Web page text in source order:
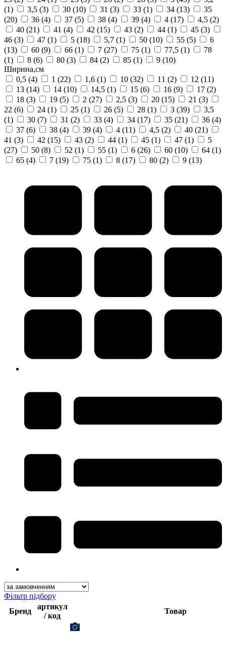
(1)
3,5 (3) 30 (10) 31 (3) 33 (1) 34 (13)
35
(20)
36 (4) 37 (5) 38 (4) 39 (4) 4 (17) 4,5 (2)
40 (21) 41 (4) 42 (15) 43 (2) 44 (1) 45 (3)
46 (3) 47 (1) 5 (18) 5,7 (1) 50 (10) 55 (5)
6
(13)
60 (9) 66 (1) 7 (27) 75 (1) 77,5 (1)
78
(1)
8 (6) 80 (3) 84 (2) 85 (1) 9 (10)
Ширина,см
0,5 (4) 1 (22) 1,6 (1) 10 (32) 11 (2) 12 (11)
13 (14) 14 (10) 14,5 (1) 15 (6) 16 (9) 17 (2)
18 (3) 19 (5) 2 (27) 2,5 (3) 20 (15) 21 (3)
22 (6) 24 (1) 25 (1) 26 (5) 28 (1) 3 (39)
3,5
(1)
30 (7) 31 (2) 33 (4) 34 (17) 35 (21) 36 (4)
37 (6) 38 (4) 39 (4) 4 (11) 4,5 (2) 40 (21)
41 (3) 42 (15) 43 (2) 44 (1) 45 (1) 47 (1)
5
(27)
50 (8) 52 (1) 55 (1) 6 (26) 60 (10) 64 (1)
65 (4) 7 (19) 75 (1) 8 (17) 80 (2) 9 (13)
Фільтр підбору
Бренд
артикул
/ код
Товар